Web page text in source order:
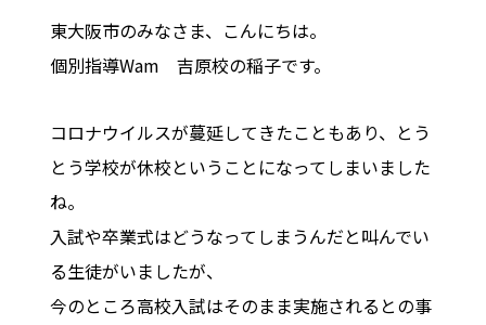
東大阪市のみなさま、こんにちは。
個別指導Wam 吉原校の稲子です。
コロナウイルスが蔓延してきたこともあり、とう
とう学校が休校ということになってしまいました
ね。
入試や卒業式はどうなってしまうんだと叫んでい
る生徒がいましたが、
今のところ高校入試はそのまま実施されるとの事